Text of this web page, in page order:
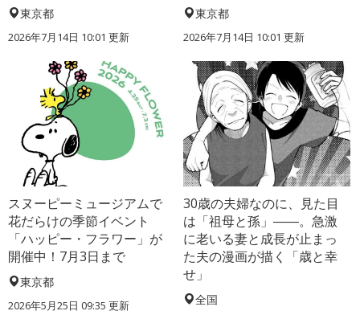
東京都
2026年7月14日 10:01 更新
東京都
2026年7月14日 10:01 更新
スヌーピーミュージアムで
花だらけの季節イベント
「ハッピー・フラワー」が
開催中！7月3日まで
東京都
2026年5月25日 09:35 更新
30歳の夫婦なのに、見た目
は「祖母と孫」――。急激
に老いる妻と成長が止まっ
た夫の漫画が描く「歳と幸
せ」
全国